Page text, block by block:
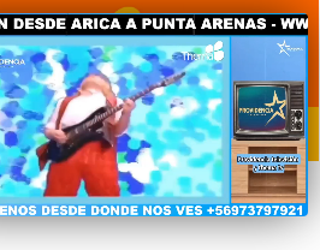
DEPORTES CULTURA